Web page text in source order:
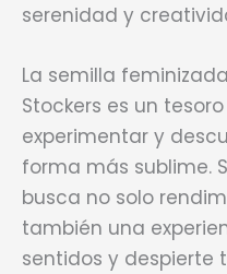
serenidad y
La semilla
Stockers es un
experimentar y
forma más sublime.
busca no solo
también una
sentidos y despierte